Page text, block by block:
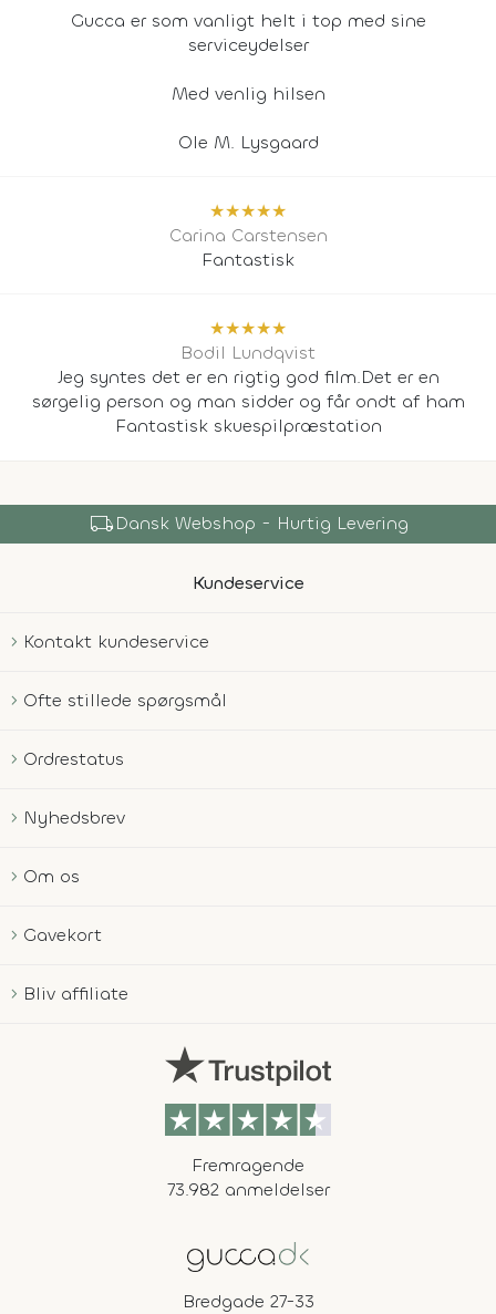
Gucca er som vanligt helt i top med sine
serviceydelser
Med venlig hilsen
Ole M. Lysgaard
★★★★★
Carina Carstensen
Fantastisk
★★★★★
Bodil Lundqvist
Jeg syntes det er en rigtig god film.Det er en
sørgelig person og man sidder og får ondt af ham
Fantastisk skuespilpræstation
local_shippingDansk Webshop - Hurtig Levering
Kundeservice
Kontakt kundeservice
Ofte stillede spørgsmål
Ordrestatus
Nyhedsbrev
Om os
Gavekort
Bliv affiliate
Fremragende
73.982 anmeldelser
Bredgade 27-33